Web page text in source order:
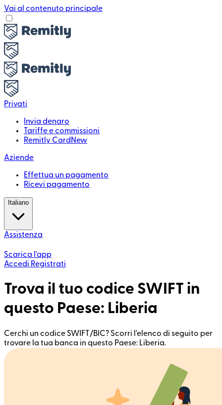
Vai al contenuto principale
Privati
Invia denaro
Tariffe e commissioni
Remitly Card New
Aziende
Effettua un pagamento
Ricevi pagamento
Italiano
Assistenza
Scarica l'app
Accedi Registrati
Trova il tuo codice SWIFT in
questo Paese: Liberia
Cerchi un codice SWIFT/BIC? Scorri l'elenco di seguito per
trovare la tua banca in questo Paese: Liberia.